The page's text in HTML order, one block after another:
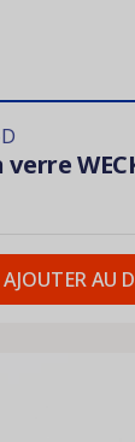
AJOUTER AU